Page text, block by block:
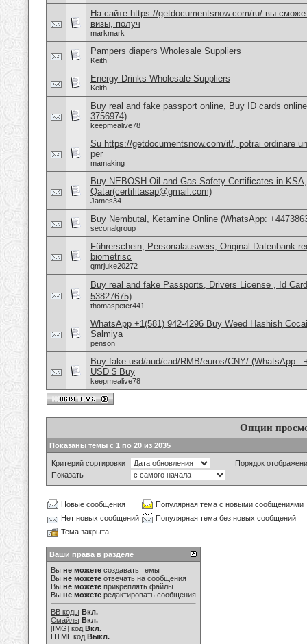
На сайте https://getdocumentsnow.com/ru/ вы
визы, получ
markmark
Pampers diapers Wholesale Suppliers
Keith
Energy Drinks Wholesale Suppliers
Keith
Buy real and fake passport online, Buy ID cards
3756974)
keepmealive78
Su https://getdocumentsnow.com/it/, potrai ordinare
per
mamaking
Buy NEBOSH Oil and Gas Safety Certificates in
Qatar(certifitasap@gmail.com)
James34
Buy Nembutal, Ketamine Online (WhatsApp:
seconalgroup
Führerschein, Personalausweis, Original Datenbank
biometrisc
qmrjuke20272
Buy real and fake Passports, Drivers License , Id
53827675)
thomaspeter441
WhatsApp +1(581) 942-4296 Buy Weed Hashish
Salmiya
penson
Buy fake usd/aud/cad/RMB/euros/CNY/ (WhatsApp :
USD $ Buy
keepmealive78
Опции
Показаны темы с 1 по 20 из 2035
Критерий сортировки
Порядок
Показать
Новые сообщения
Популярная тема с новыми сообщениями
Нет новых сообщений
Популярная тема без новых сообщений
Тема закрыта
Ваши права в разделе
Вы не можете создавать темы
Вы не можете отвечать на сообщения
Вы не можете прикреплять файлы
Вы не можете редактировать сообщения
BB коды Вкл.
Смайлы Вкл.
[IMG] код Вкл.
HTML код Выкл.